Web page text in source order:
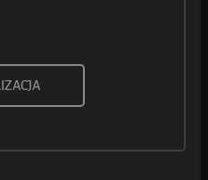
złocisty jak wspomnienie
nic na zębach.